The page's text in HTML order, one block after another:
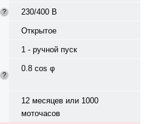
?
230/400 В
Открытое
1 - ручной пуск
?
0.8 cos φ
12 месяцев или 1000
моточасов